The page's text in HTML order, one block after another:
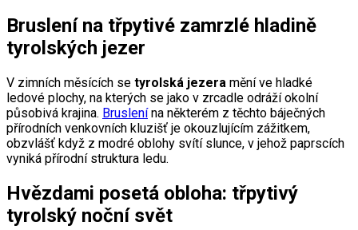
Bruslení na třpytivé zamrzlé hladině
tyrolských jezer
V zimních měsících se tyrolská jezera mění ve hladké
ledové plochy, na kterých se jako v zrcadle odráží okolní
působivá krajina. Bruslenína některém z těchto báječných
přírodních venkovních kluzišť je okouzlujícím zážitkem,
obzvlášť když z modré oblohy svítí slunce, v jehož paprscích
vyniká přírodní struktura ledu.
Hvězdami posetá obloha: třpytivý
tyrolský noční svět